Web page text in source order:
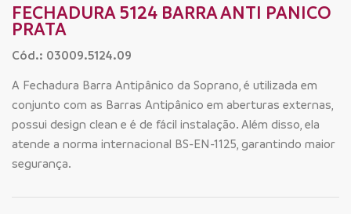
FECHADURA 5124 BARRA ANTI PANICO
PRATA
Cód.: 03009.5124.09
A Fechadura Barra Antipânico da Soprano, é utilizada em
conjunto com as Barras Antipânico em aberturas externas,
possui design clean e é de fácil instalação. Além disso, ela
atende a norma internacional BS-EN-1125, garantindo maior
segurança.